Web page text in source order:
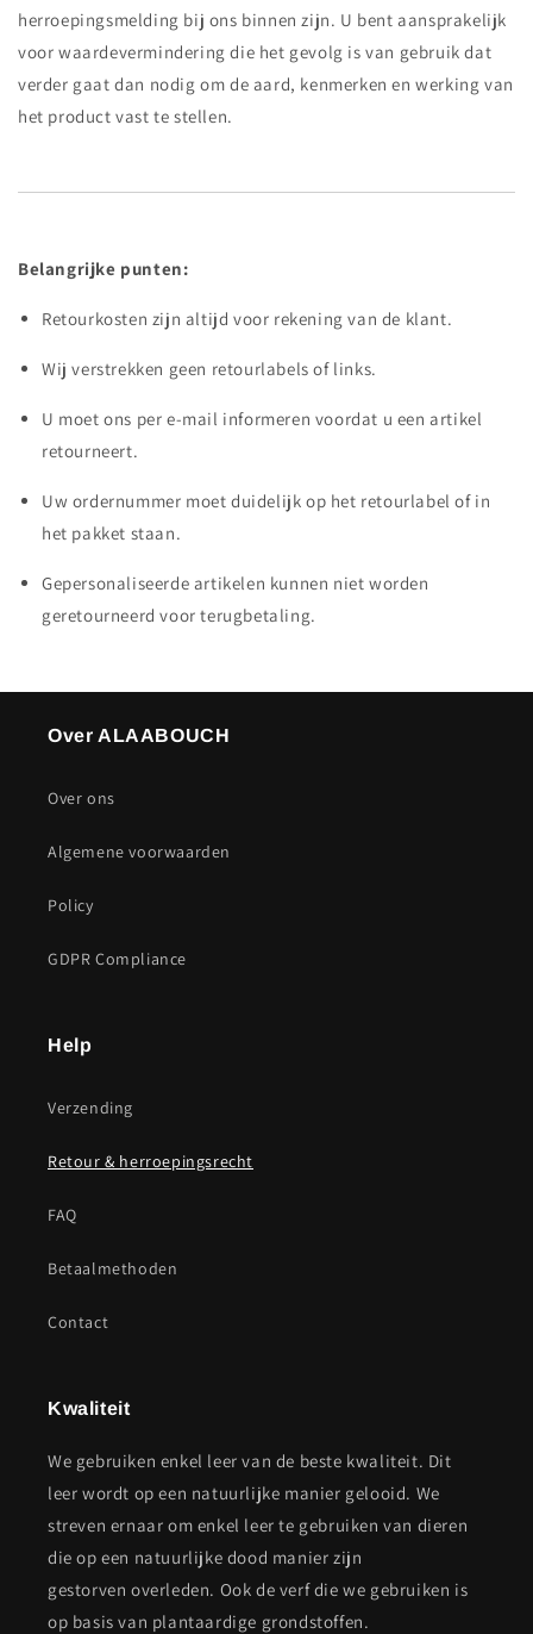
herroepingsmelding bij ons binnen zijn. U bent aansprakelijk
voor waardevermindering die het gevolg is van gebruik dat
verder gaat dan nodig om de aard, kenmerken en werking van
het product vast te stellen.
Belangrijke punten:
Retourkosten zijn altijd voor rekening van de klant.
Wij verstrekken geen retourlabels of links.
U moet ons per e-mail informeren voordat u een artikel
retourneert.
Uw ordernummer moet duidelijk op het retourlabel of in
het pakket staan.
Gepersonaliseerde artikelen kunnen niet worden
geretourneerd voor terugbetaling.
Over ALAABOUCH
Over ons
Algemene voorwaarden
Policy
GDPR Compliance
Help
Verzending
Retour & herroepingsrecht
FAQ
Betaalmethoden
Contact
Kwaliteit
We gebruiken enkel leer van de beste kwaliteit. Dit
leer wordt op een natuurlijke manier gelooid. We
streven ernaar om enkel leer te gebruiken van dieren
die op een natuurlijke dood manier zijn
gestorven overleden. Ook de verf die we gebruiken is
op basis van plantaardige grondstoffen.